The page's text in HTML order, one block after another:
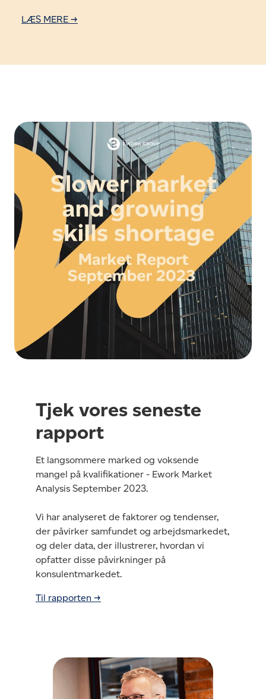
LÆS MERE →
Tjek vores seneste
rapport
Et langsommere marked og voksende
mangel på kvalifikationer - Ework Market
Analysis September 2023.
Vi har analyseret de faktorer og tendenser,
der påvirker samfundet og arbejdsmarkedet,
og deler data, der illustrerer, hvordan vi
opfatter disse påvirkninger på
konsulentmarkedet.
Til rapporten →